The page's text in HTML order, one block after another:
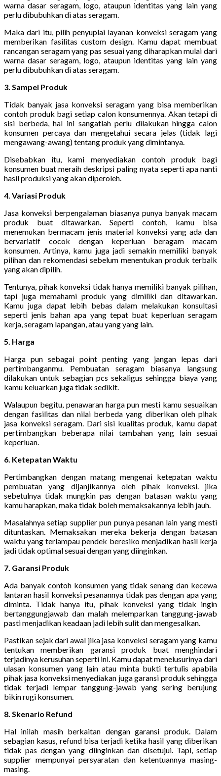
warna dasar seragam, logo, ataupun identitas yang lain yang
perlu dibubuhkan di atas seragam.
Maka dari itu, pilih penyuplai layanan konveksi seragam yang
memberikan fasilitas custom design. Kamu dapat membuat
rancangan seragam yang pas sesuai yang diharapkan mulai dari
warna dasar seragam, logo, ataupun identitas yang lain yang
perlu dibubuhkan di atas seragam.
3. Sampel Produk
Tidak banyak jasa konveksi seragam yang bisa memberikan
contoh produk bagi setiap calon konsumennya. Akan tetapi di
sisi berbeda, hal ini sangatlah perlu dilakukan hingga calon
konsumen percaya dan mengetahui secara jelas (tidak lagi
mengawang-awang) tentang produk yang dimintanya.
Disebabkan itu, kami menyediakan contoh produk bagi
konsumen buat meraih deskripsi paling nyata seperti apa nanti
hasil produksi yang akan diperoleh.
4. Variasi Produk
Jasa konveksi berpengalaman biasanya punya banyak macam
produk buat ditawarkan. Seperti contoh, kamu bisa
menemukan bermacam jenis material konveksi yang ada dan
bervariatif cocok dengan keperluan beragam macam
konsumen. Artinya, kamu juga jadi semakin memiliki banyak
pilihan dan rekomendasi sebelum menentukan produk terbaik
yang akan dipilih.
Tentunya, pihak konveksi tidak hanya memiliki banyak pilihan,
tapi juga memahami produk yang dimiliki dan ditawarkan.
Kamu juga dapat lebih bebas dalam melakukan konsultasi
seperti jenis bahan apa yang tepat buat keperluan seragam
kerja, seragam lapangan, atau yang yang lain.
5. Harga
Harga pun sebagai point penting yang jangan lepas dari
pertimbanganmu. Pembuatan seragam biasanya langsung
dilakukan untuk sebagian pcs sekaligus sehingga biaya yang
kamu keluarkan juga tidak sedikit.
Walaupun begitu, penawaran harga pun mesti kamu sesuaikan
dengan fasilitas dan nilai berbeda yang diberikan oleh pihak
jasa konveksi seragam. Dari sisi kualitas produk, kamu dapat
pertimbangkan beberapa nilai tambahan yang lain sesuai
keperluan.
6. Ketepatan Waktu
Pertimbangkan dengan matang mengenai ketepatan waktu
pembuatan yang dijanjikannya oleh pihak konveksi. jika
sebetulnya tidak mungkin pas dengan batasan waktu yang
kamu harapkan, maka tidak boleh memaksakannya lebih jauh.
Masalahnya setiap supplier pun punya pesanan lain yang mesti
dituntaskan. Memaksakan mereka bekerja dengan batasan
waktu yang terlampau pendek beresiko menjadikan hasil kerja
jadi tidak optimal sesuai dengan yang diinginkan.
7. Garansi Produk
Ada banyak contoh konsumen yang tidak senang dan kecewa
lantaran hasil konveksi pesanannya tidak pas dengan apa yang
diminta. Tidak hanya itu, pihak konveksi yang tidak ingin
bertanggungjawab dan malah melemparkan tanggung-jawab
pasti menjadikan keadaan jadi lebih sulit dan mengesalkan.
Pastikan sejak dari awal jika jasa konveksi seragam yang kamu
tentukan memberikan garansi produk buat menghindari
terjadinya kerusuhan seperti ini. Kamu dapat menelusurinya dari
ulasan konsumen yang lain atau minta bukti tertulis apabila
pihak jasa konveksi menyediakan juga garansi produk sehingga
tidak terjadi lempar tanggung-jawab yang sering berujung
bikin rugi konsumen.
8. Skenario Refund
Hal inilah masih berkaitan dengan garansi produk. Dalam
sebagian kasus, refund bisa terjadi ketika hasil yang diberikan
tidak pas dengan yang diinginkan dan disetujui. Tapi, setiap
supplier mempunyai persyaratan dan ketentuannya masing-
masing.